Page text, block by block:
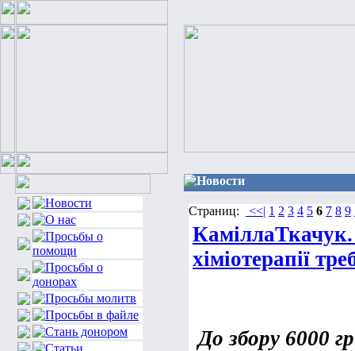
Новости
Страниц: <<| 1 2 3 4 5 6 7 8 9
хіміотерапії
До збору 6000